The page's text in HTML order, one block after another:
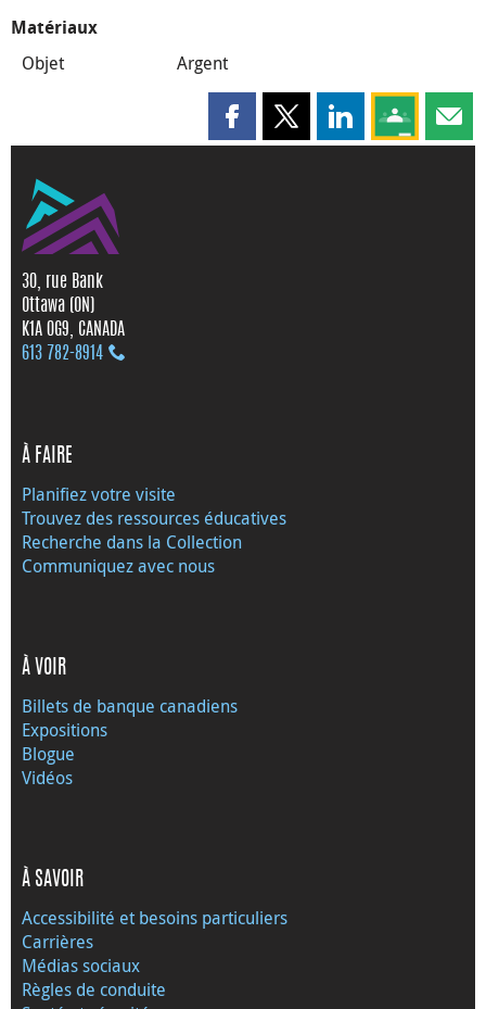
Matériaux
Objet Argent
Partager cette page sur
Partager cette page sur X
Partager cette
Partagez
30, rue Bank
Ottawa (ON)
K1A 0G9, CANADA
613 782‑8914
À FAIRE
Planifiez votre visite
Trouvez des ressources éducatives
Recherche dans la Collection
Communiquez avec nous
À VOIR
Billets de banque canadiens
Expositions
Blogue
Vidéos
À SAVOIR
Accessibilité et besoins particuliers
Carrières
Médias sociaux
Règles de conduite